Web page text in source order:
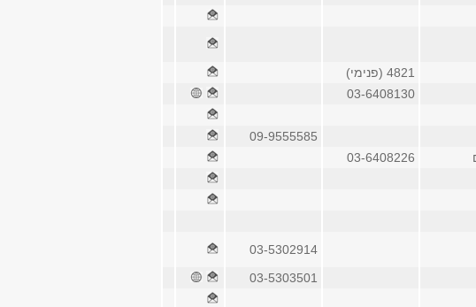
4821 (פנימי)
03-6408130
09-9555585
03-6408226
03-5302914
03-5303501